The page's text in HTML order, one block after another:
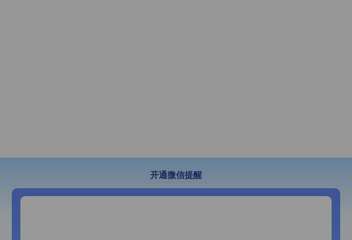
开通微信提醒